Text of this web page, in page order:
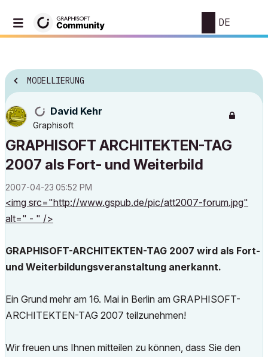
DE
MODELLIERUNG
David Kehr
Graphisoft
GRAPHISOFT ARCHITEKTEN-TAG
2007 als Fort- und Weiterbild
‎2007-04-23 05:52 PM
<img src="http://www.gspub.de/pic/att2007-forum.jpg"
alt=" - " />
GRAPHISOFT-ARCHITEKTEN-TAG 2007 wird als Fort-
und Weiterbildungsveranstaltung anerkannt.
Ein Grund mehr am 16. Mai in Berlin am GRAPHISOFT-
ARCHITEKTEN-TAG 2007 teilzunehmen!
Wir freuen uns Ihnen mitteilen zu können, dass Sie den